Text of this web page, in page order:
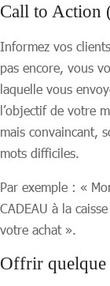
Call to Action
Informez vos
pas encore, vous
laquelle vous
l’objectif de votre
mais convaincant,
mots difficiles.
Par exemple : «
CADEAU à la
votre achat ».
Offrir quelque